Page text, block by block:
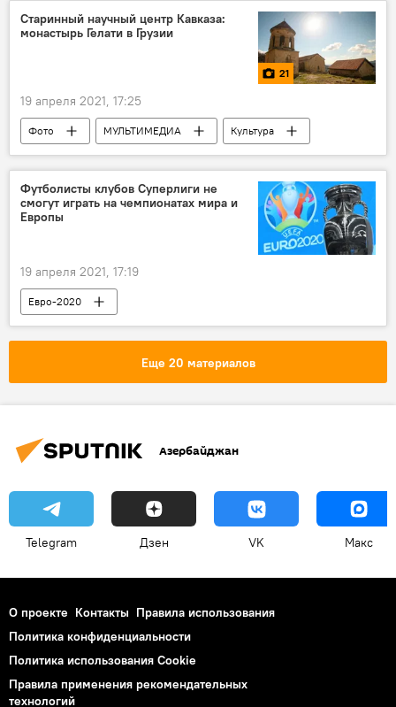
Старинный научный центр Кавказа:
монастырь Гелати в Грузии
21
19 апреля 2021, 17:25
Фото МУЛЬТИМЕДИА
Культура
ЖИЗНЬ
Новости мира
Новости
Ситуация в Грузии
Футболисты клубов Суперлиги не
смогут играть на чемпионатах мира и
Европы
19 апреля 2021, 17:19
Евро-2020
Еще 20 материалов
Азербайджан
Telegram Дзен VK Макс
О проекте Контакты Правила использования
Политика конфиденциальности
Политика использования Cookie
Правила применения рекомендательных
технологий